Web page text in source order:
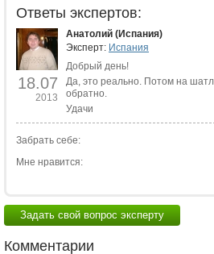
Ответы экспертов:
18.07
2013
Анатолий (Испания)
Эксперт: Испания
Добрый день!
Да, это реально. Потом на
обратно.
Удачи
Забрать себе:
Мне нравится:
Задать свой вопрос эксперту
Комментарии